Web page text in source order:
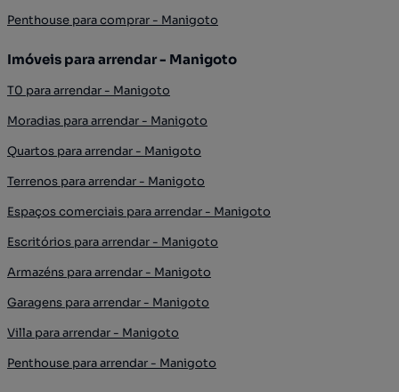
Penthouse para comprar - Manigoto
Imóveis para arrendar - Manigoto
T0 para arrendar - Manigoto
Moradias para arrendar - Manigoto
Quartos para arrendar - Manigoto
Terrenos para arrendar - Manigoto
Espaços comerciais para arrendar - Manigoto
Escritórios para arrendar - Manigoto
Armazéns para arrendar - Manigoto
Garagens para arrendar - Manigoto
Villa para arrendar - Manigoto
Penthouse para arrendar - Manigoto